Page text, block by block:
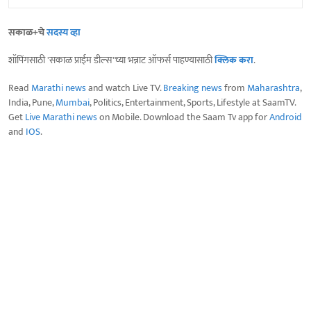
सकाळ+चेसदस्य व्हा
शॉपिंगसाठी 'सकाळ प्राईम डील्स'च्या भन्नाट ऑफर्स पाहण्यासाठीक्लिक करा.
Read Marathi newsand watch Live TV.Breaking newsfrom Maharashtra,
India, Pune,Mumbai, Politics, Entertainment, Sports, Lifestyle at SaamTV.
GetLive Marathi newson Mobile. Download the Saam Tv app forAndroid
and IOS.